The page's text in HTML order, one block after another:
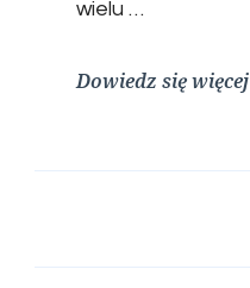
wielu …
Dowiedz się więcej